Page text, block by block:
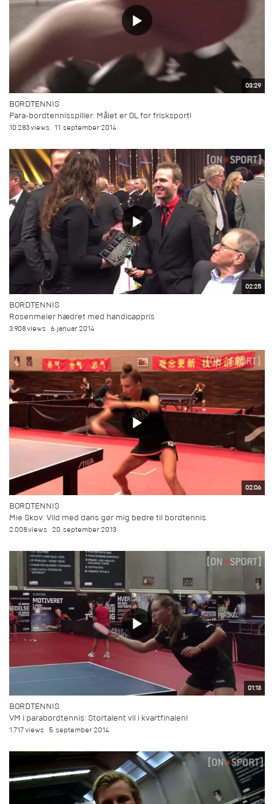
03:29
BORDTENNIS
Para-bordtennisspiller: Målet er OL for frisksport!
10.283 views 11. september 2014
02:25
BORDTENNIS
Rosenmeier hædret med handicappris
3.908 views 6. januar 2014
02:06
BORDTENNIS
Mie Skov: Vild med dans gør mig bedre til bordtennis
2.008 views 20. september 2013
01:13
BORDTENNIS
VM i parabordtennis: Stortalent vil i kvartfinalen!
1.717 views 5. september 2014